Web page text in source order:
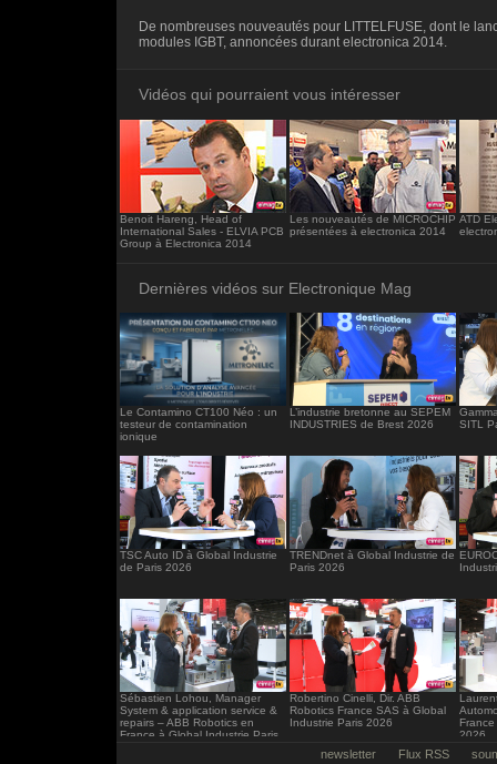
frameborder="0"></iframe>
De nombreuses nouveautés pour LITTELFUSE, dont le
modules IGBT, annoncées durant electronica 2014.
Vidéos qui pourraient vous intéresser
Benoit Hareng, Head of
International Sales - ELVIA PCB
Group à Electronica 2014
Les nouveautés de MICROCHIP
présentées à electronica 2014
ATD
Dernières vidéos sur Electronique Mag
Le Contamino CT100 Néo : un
testeur de contamination
ionique
L’industrie bretonne au SEPEM
INDUSTRIES de Brest 2026
SITL
TSC Auto ID à Global Industrie
de Paris 2026
TRENDnet à Global Industrie de
Paris 2026
Sébastien Lohou, Manager
System & application service &
repairs – ABB Robotics en
France à Global Industrie Paris
Robertino Cinelli, Dir. ABB
Robotics France SAS à Global
Industrie Paris 2026
2026
newsletter Flux RSS